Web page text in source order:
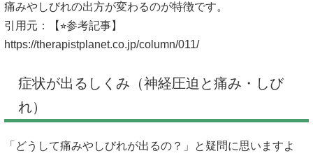
痛みやしびれの出方が変わるのが特徴です。
引用元：【⭐︎参考記事】
https://therapistplanet.co.jp/column/011/
症状が出るしくみ（神経圧迫と痛み・しび
れ）
「どうして痛みやしびれが出るの？」と疑問に思いますよ